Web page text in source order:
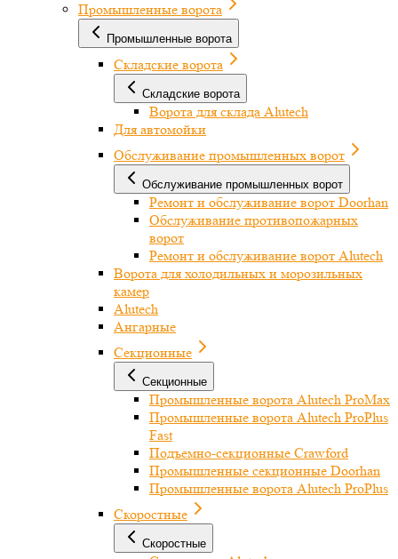
Промышленные ворота
Промышленные ворота
Складские ворота
Складские ворота
Ворота для склада Alutech
Для автомойки
Обслуживание промышленных ворот
Обслуживание промышленных ворот
Ремонт и обслуживание ворот Doorhan
Обслуживание противопожарных
ворот
Ремонт и обслуживание ворот Alutech
Ворота для холодильных и морозильных
камер
Alutech
Ангарные
Секционные
Секционные
Промышленные ворота Alutech ProMax
Промышленные ворота Alutech ProPlus
Fast
Подъемно-секционные Crawford
Промышленные секционные Doorhan
Промышленные ворота Alutech ProPlus
Скоростные
Скоростные